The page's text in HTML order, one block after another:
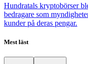
Hundratals kryptobörser
bedragare som
kunder på deras pengar.
Mest läst